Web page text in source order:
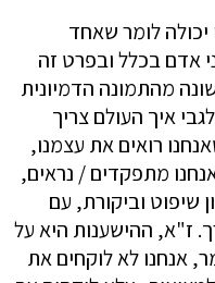
יכולה לומר שאחד
אדם בכלל ובפרט זה
מהתמונה הדמיונית
איך העולם צריך
רואים את עצמנו,
מתפקדים / נראים,
שיפוט וביקורת, עם
ז"א, ההישענות היא על
אנחנו לא לוקחים את